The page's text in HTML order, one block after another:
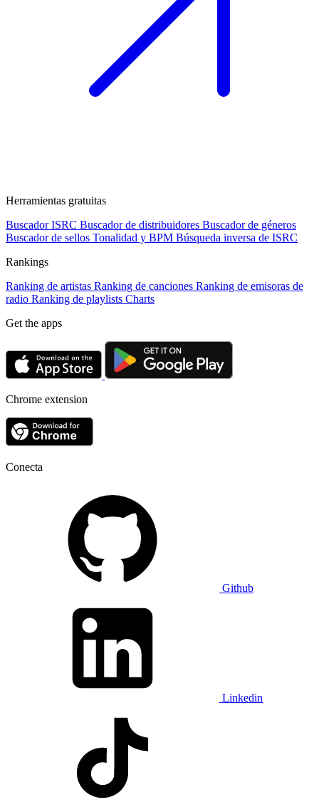
Herramientas gratuitas
Buscador ISRC Buscador de distribuidores Buscador de géneros
Buscador de sellos Tonalidad y BPM Búsqueda inversa de ISRC
Rankings
Ranking de artistas Ranking de canciones Ranking de emisoras de
radio Ranking de playlists Charts
Get the apps
Chrome extension
Conecta
Github
Linkedin